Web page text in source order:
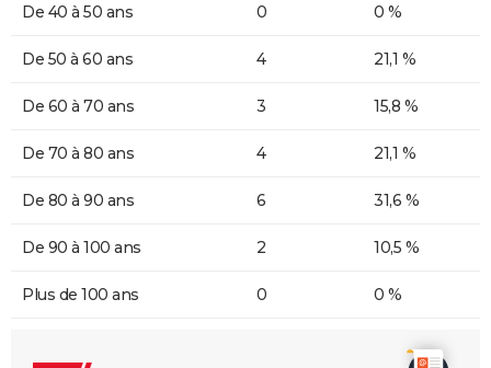
De 40 à 50 ans 0 0 %
De 50 à 60 ans 4 21,1 %
De 60 à 70 ans 3 15,8 %
De 70 à 80 ans 4 21,1 %
De 80 à 90 ans 6 31,6 %
De 90 à 100 ans 2 10,5 %
Plus de 100 ans 0 0 %